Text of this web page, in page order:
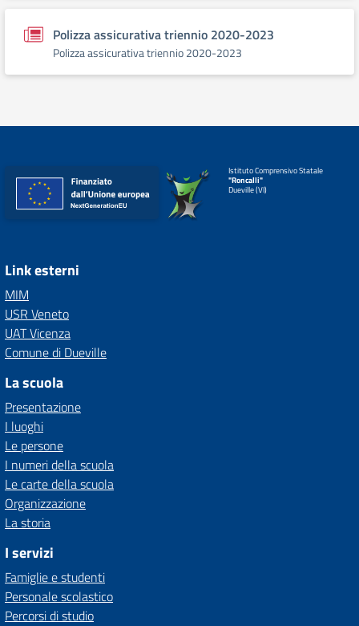
Polizza assicurativa triennio 2020-2023
Polizza assicurativa triennio 2020-2023
Istituto Comprensivo Statale
"Roncalli"
Dueville (VI)
Link esterni
MIM
USR Veneto
UAT Vicenza
Comune di Dueville
La scuola
Presentazione
I luoghi
Le persone
I numeri della scuola
Le carte della scuola
Organizzazione
La storia
I servizi
Famiglie e studenti
Personale scolastico
Percorsi di studio